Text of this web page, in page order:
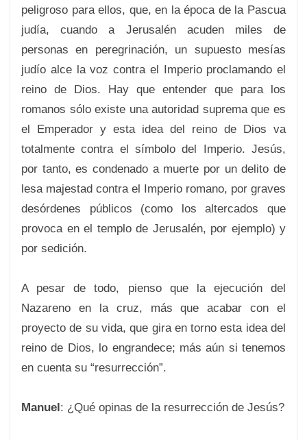
peligroso para ellos, que, en la época de la Pascua
judía, cuando a Jerusalén acuden miles de
personas en peregrinación, un supuesto mesías
judío alce la voz contra el Imperio proclamando el
reino de Dios. Hay que entender que para los
romanos sólo existe una autoridad suprema que es
el Emperador y esta idea del reino de Dios va
totalmente contra el símbolo del Imperio. Jesús,
por tanto, es condenado a muerte por un delito de
lesa majestad contra el Imperio romano, por graves
desórdenes públicos (como los altercados que
provoca en el templo de Jerusalén, por ejemplo) y
por sedición.
A pesar de todo, pienso que la ejecución del
Nazareno en la cruz, más que acabar con el
proyecto de su vida, que gira en torno esta idea del
reino de Dios, lo engrandece; más aún si tenemos
en cuenta su “resurrección”.
Manuel: ¿Qué opinas de la resurrección de Jesús?